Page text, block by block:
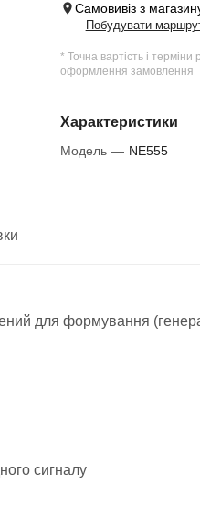
Самовивіз з
Побудувати
* Точна вартість і терміни
оформлення замовлення
Характеристики
Модель — NE555
для формування
сигналу